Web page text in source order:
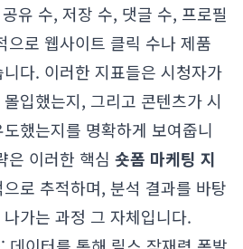
유 수, 저장 수, 댓글 수, 프로필
으로 웹사이트 클릭 수나 제품
다. 이러한 지표들은 시청자가
입했는지, 그리고 콘텐츠가 시
했는지를 명확하게 보여줍니
은 이러한 핵심 숏폼 마케팅 지
로 추적하며, 분석 결과를 바탕
가는 과정 그 자체입니다.